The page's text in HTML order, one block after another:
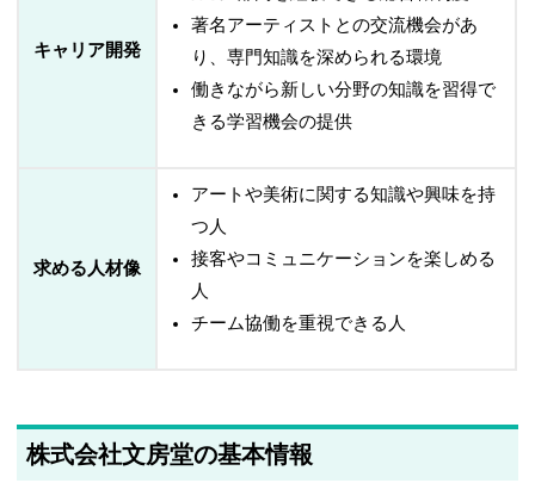
キャリア開発
著名アーティストとの交流機会があ
り、専門知識を深められる環境
働きながら新しい分野の知識を習得で
きる学習機会の提供
求める人材像
アートや美術に関する知識や興味を持
つ人
接客やコミュニケーションを楽しめる
人
チーム協働を重視できる人
株式会社文房堂の基本情報